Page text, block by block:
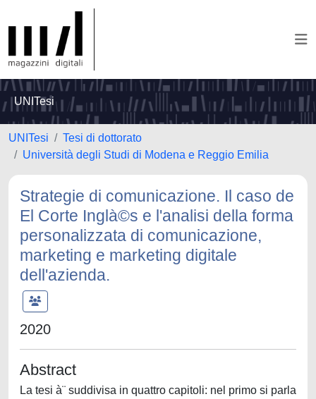
UNITesi
UNITesi
Tesi di dottorato
Università degli Studi di Modena e Reggio Emilia
Strategie di comunicazione. Il caso de
El Corte Inglà©s e l'analisi della forma
personalizzata di comunicazione,
marketing e marketing digitale
dell'azienda.
2020
Abstract
La tesi à¨ suddivisa in quattro capitoli: nel primo si parla